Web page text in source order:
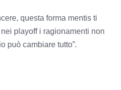
questa forma mentis ti
playoff i ragionamenti non
può cambiare tutto”.